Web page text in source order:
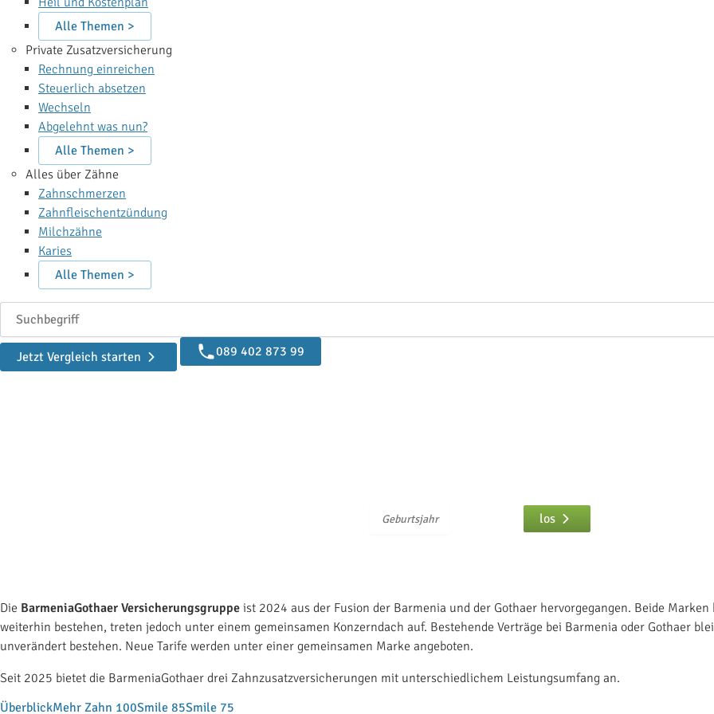
Alle Themen >
Private Zusatzversicherung
Rechnung einreichen
Steuerlich absetzen
Wechseln
Abgelehnt was nun?
Alle Themen >
Alles über Zähne
Zahnschmerzen
Zahnfleischentzündung
Milchzähne
Karies
Alle Themen >
Suchbegriff
Jetzt Vergleich starten
089 402 873 99
los
Die BarmeniaGothaer Versicherungsgruppe ist 2024 aus der Fusion der Barmenia und der Gothaer hervorgegangen. Beide Marken
weiterhin bestehen, treten jedoch unter einem gemeinsamen Konzerndach auf. Bestehende Verträge bei Barmenia oder Gothaer
unverändert bestehen. Neue Tarife werden unter einer gemeinsamen Marke angeboten.
Seit 2025 bietet die BarmeniaGothaer drei Zahnzusatzversicherungen mit unterschiedlichem Leistungsumfang an.
ÜberblickMehr Zahn 100Smile 85Smile 75